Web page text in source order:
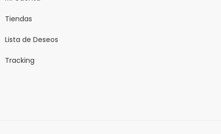
Tiendas
Lista de Deseos
Tracking